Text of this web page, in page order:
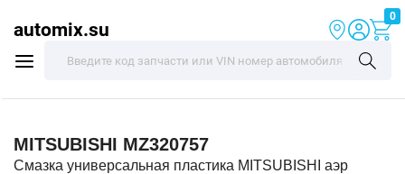
automix.su
0
MITSUBISHI MZ320757
Смазка универсальная пластика MITSUBISHI аэр